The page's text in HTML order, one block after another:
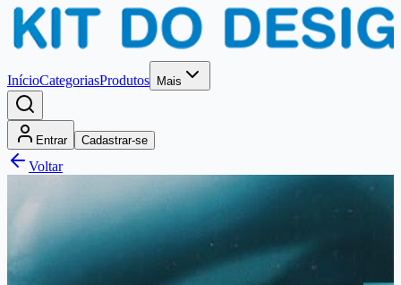
InícioCategoriasProdutos Mais
Entrar Cadastrar-se
Voltar